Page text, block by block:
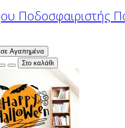
Ποδοσφαιριστής
Αγαπημένα